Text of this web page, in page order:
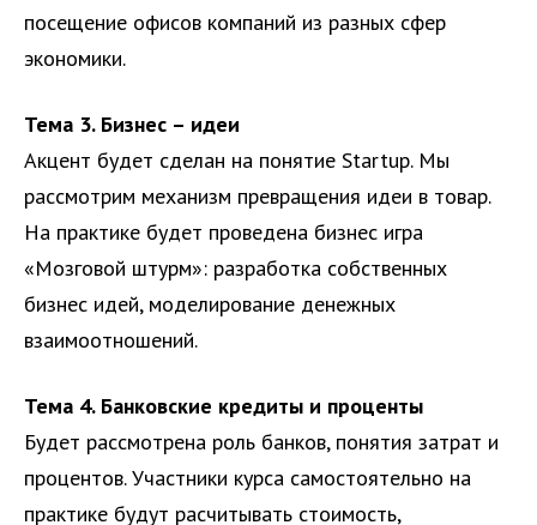
посещение офисов компаний из разных сфер
экономики.
Тема 3. Бизнес – идеи
Акцент будет сделан на понятие Startup. Мы
рассмотрим механизм превращения идеи в товар.
На практике будет проведена бизнес игра
«Мозговой штурм»: разработка собственных
бизнес идей, моделирование денежных
взаимоотношений.
Тема 4. Банковские кредиты и проценты
Будет рассмотрена роль банков, понятия затрат и
процентов. Участники курса самостоятельно на
практике будут расчитывать стоимость,